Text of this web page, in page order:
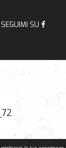
SEGUIMI SU